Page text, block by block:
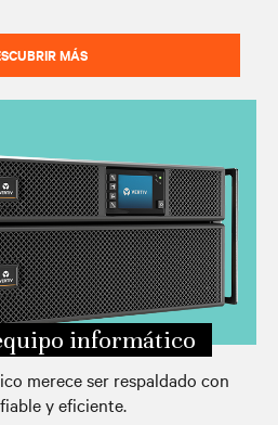
MÁS
informático
merece ser respaldado con
y eficiente.